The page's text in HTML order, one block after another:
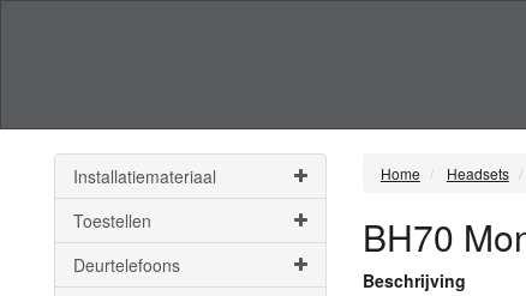
Installatiemateriaal
Toestellen
Deurtelefoons
Home Headsets
BH70
Beschrijving